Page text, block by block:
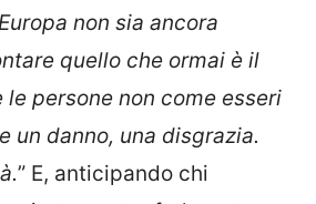
non sia ancora
quello che ormai è il
persone non come esseri
un danno, una disgrazia.
” E, anticipando chi